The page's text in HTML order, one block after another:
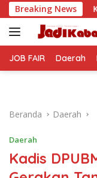
Langsung
ke
konten
Breaking News
Malang Kota
JOB FAIR Daerah
Beranda Daerah
Daerah
Kadis